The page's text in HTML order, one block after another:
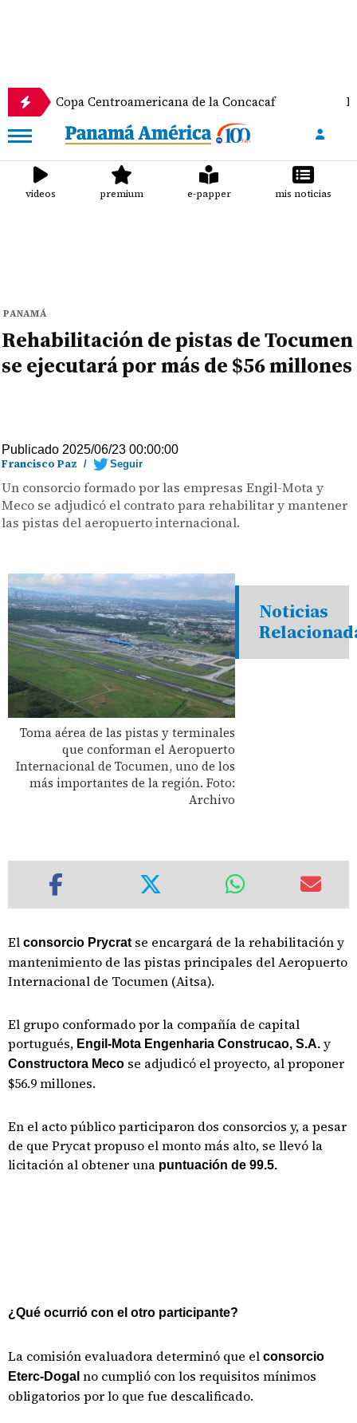
Centroamericana de la Concacaf Nathalee
videos premium e-papper mis noticias
PANAMÁ
Rehabilitación de pistas de Tocumen
se ejecutará por más de $56 millones
Publicado 2025/06/23 00:00:00
Francisco Paz / Seguir
Un consorcio formado por las empresas Engil-Mota y
Meco se adjudicó el contrato para rehabilitar y mantener
las pistas del aeropuerto internacional.
Toma aérea de las pistas y terminales
que conforman el Aeropuerto
Internacional de Tocumen, uno de los
más importantes de la región. Foto:
Archivo
Noticias
El consorcio Prycratse encargará de la rehabilitación y
mantenimiento de las pistas principales del Aeropuerto
Internacional de Tocumen (Aitsa).
El grupo conformado por la compañía de capital
portugués, Engil-Mota Engenharia Construcao, S.A. y
Constructora Meco se adjudicó el proyecto, al proponer
$56.9 millones.
En el acto público participaron dos consorcios y, a pesar
de que Prycat propuso el monto más alto, se llevó la
licitación al obtener una puntuación de 99.5.
¿Qué ocurrió con el otro participante?
La comisión evaluadora determinó que el consorcio
Eterc-Dogal no cumplió con los requisitos mínimos
obligatorios por lo que fue descalificado.